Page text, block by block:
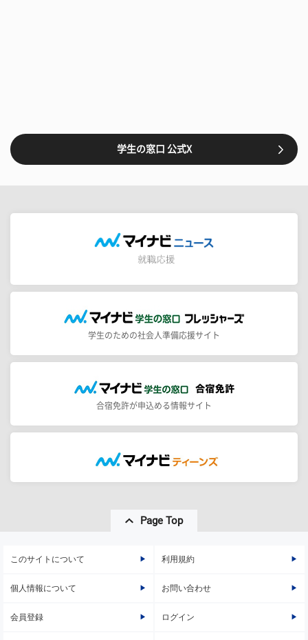
学生の窓口 公式X
学生のための社会人準備応援サイト
合宿免許が申込める情報サイト
Page Top
このサイトについて 利用規約
個人情報について お問い合わせ
会員登録 ログイン